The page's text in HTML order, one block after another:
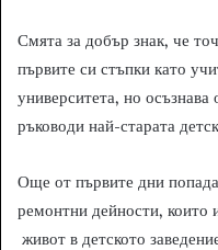
Смята за добър знак, че
първите си стъпки като
университета, но
ръководи най-старата
Още от първите дни
ремонтни дейности, които
живот в детското